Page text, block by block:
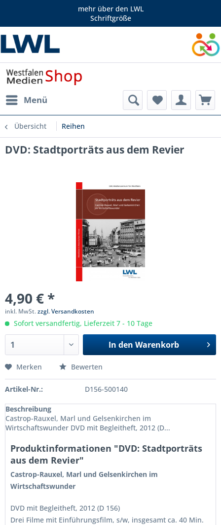
mehr über den LWL
Schriftgröße
Menü
Übersicht Reihen
DVD: Stadtporträts aus dem Revier
4,90 € *
inkl. MwSt.zzgl. Versandkosten
Sofort versandfertig, Lieferzeit 7 - 10 Tage
In den Warenkorb
Merken Bewerten
Artikel-Nr.: D156-500140
Beschreibung
Castrop-Rauxel, Marl und Gelsenkirchen im
Wirtschaftswunder DVD mit Begleitheft, 2012 (D...
Produktinformationen "DVD: Stadtporträts
aus dem Revier"
Castrop-Rauxel, Marl und Gelsenkirchen im
Wirtschaftswunder
DVD mit Begleitheft, 2012 (D 156)
Drei Filme mit Einführungsfilm, s/w, insgesamt ca. 40 Min.